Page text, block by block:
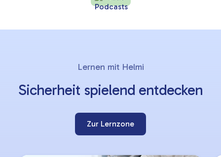
Lernen mit Helmi
Sicherheit spielend entdecken
Zur Lernzone